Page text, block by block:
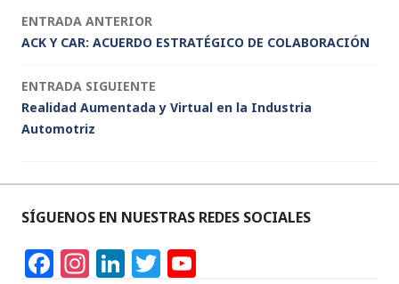
dI
n
b
o
k
r
p
Navegación
entradas
ENTRADA ANTERIOR
ACK Y CAR: ACUERDO ESTRATÉGICO DE COLABORACIÓN
ENTRADA SIGUIENTE
Realidad Aumentada y Virtual en la Industria
Automotriz
SÍGUENOS EN NUESTRAS REDES SOCIALES
F In Li T